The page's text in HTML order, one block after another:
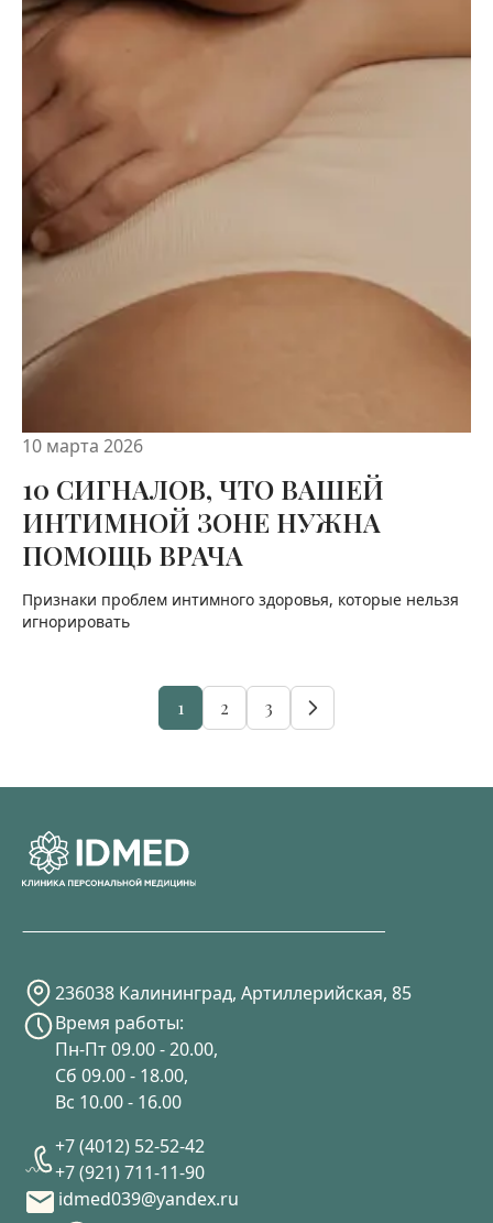
10 марта 2026
10 СИГНАЛОВ, ЧТО ВАШЕЙ
ИНТИМНОЙ ЗОНЕ НУЖНА
ПОМОЩЬ ВРАЧА
Признаки проблем интимного здоровья, которые нельзя
игнорировать
1 2 3
236038 Калининград, Артиллерийская, 85
Время работы:
Пн-Пт 09.00 - 20.00,
Сб 09.00 - 18.00,
Вс 10.00 - 16.00
+7 (4012) 52-52-42
+7 (921) 711-11-90
idmed039@yandex.ru